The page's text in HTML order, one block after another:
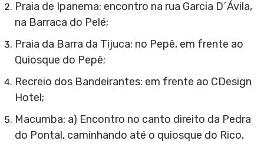
Praia de Ipanema: encontro na rua Garcia D´Ávila,
na Barraca do Pelé;
Praia da Barra da Tijuca: no Pepê, em frente ao
Quiosque do Pepê;
Recreio dos Bandeirantes: em frente ao CDesign
Hotel;
Macumba: a) Encontro no canto direito da Pedra
do Pontal, caminhando até o quiosque do Rico,